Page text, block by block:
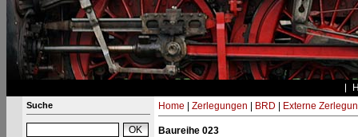
Suche Home Zerlegungen BRD Externe
Baureihe 023